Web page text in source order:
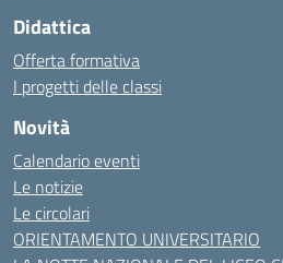
Didattica
Offerta formativa
I progetti delle classi
Novità
Calendario eventi
Le notizie
Le circolari
ORIENTAMENTO UNIVERSITARIO